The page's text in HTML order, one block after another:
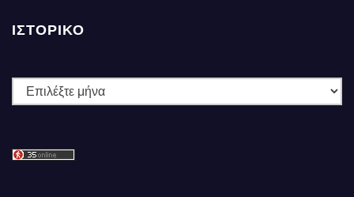
ΙΣΤΟΡΙΚΌ
Ιστορικό